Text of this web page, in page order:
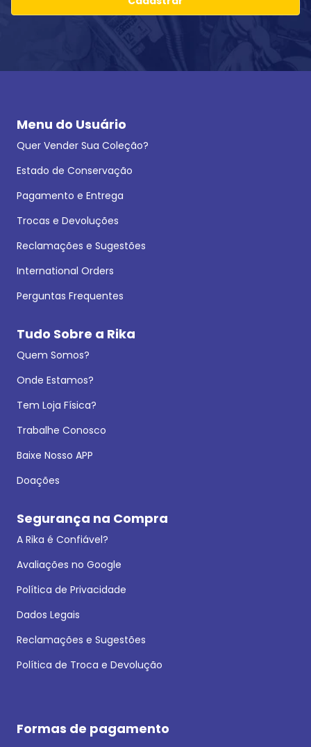
Menu do Usuário
Quer Vender Sua Coleção?
Estado de Conservação
Pagamento e Entrega
Trocas e Devoluções
Reclamações e Sugestões
International Orders
Perguntas Frequentes
Tudo Sobre a Rika
Quem Somos?
Onde Estamos?
Tem Loja Física?
Trabalhe Conosco
Baixe Nosso APP
Doações
Segurança na Compra
A Rika é Confiável?
Avaliações no Google
Política de Privacidade
Dados Legais
Reclamações e Sugestões
Política de Troca e Devolução
Formas de pagamento